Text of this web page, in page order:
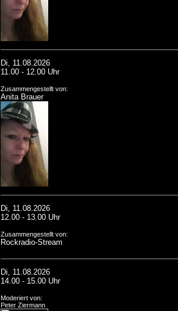
Di, 11.08.2026
11.00 - 12.00 Uhr
Zusammengestellt von:
Anita Brauer
Di, 11.08.2026
12.00 - 13.00 Uhr
Zusammengestellt von:
Rockradio-Stream
Di, 11.08.2026
14.00 - 15.00 Uhr
Moderiert von:
Peter Ziermann